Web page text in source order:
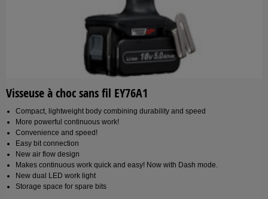
Visseuse à choc sans fil EY76A1
Compact, lightweight body combining durability and speed
More powerful continuous work!
Convenience and speed!
Easy bit connection
New air flow design
Makes continuous work quick and easy! Now with Dash mode.
New dual LED work light
Storage space for spare bits